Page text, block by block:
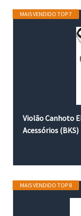
MAIS VENDIDO TOP 7
Violão Canhoto
Acessórios (BKS)
MAIS VENDIDO TOP 8